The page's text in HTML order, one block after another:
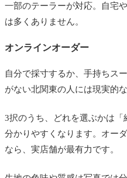
一部のテーラーが対応。自宅
は多くありません。
オンラインオーダー
自分で採寸するか、手持ちス
がない北関東の人には現実的
3択のうち、どれを選ぶかは「
分かりやすくなります。オー
なら、実店舗が最有力です。